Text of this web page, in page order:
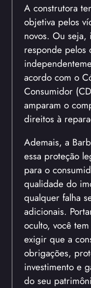
A construtora
objetiva pelos
novos. Ou seja,
responde pelos
acordo com o
Consumidor
amparam o
direitos à
Ademais, a
essa proteção
para o
qualidade do
qualquer falha
adicionais.
oculto, você
exigir que a
obrigações,
investimento e
do seu